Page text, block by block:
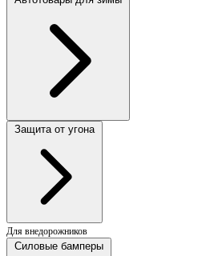
Защита от угона
Для внедорожников
Силовые бамперы